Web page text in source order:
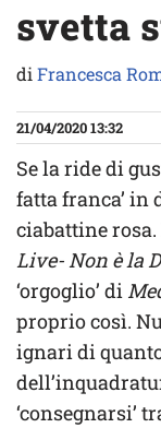
svetta
diFrancesca
21/04/2020 13:32
Se la ride di
fatta franca’ in
ciabattine
Live- Non è la
‘orgoglio’ di
proprio così.
ignari di
‘consegnarsi’